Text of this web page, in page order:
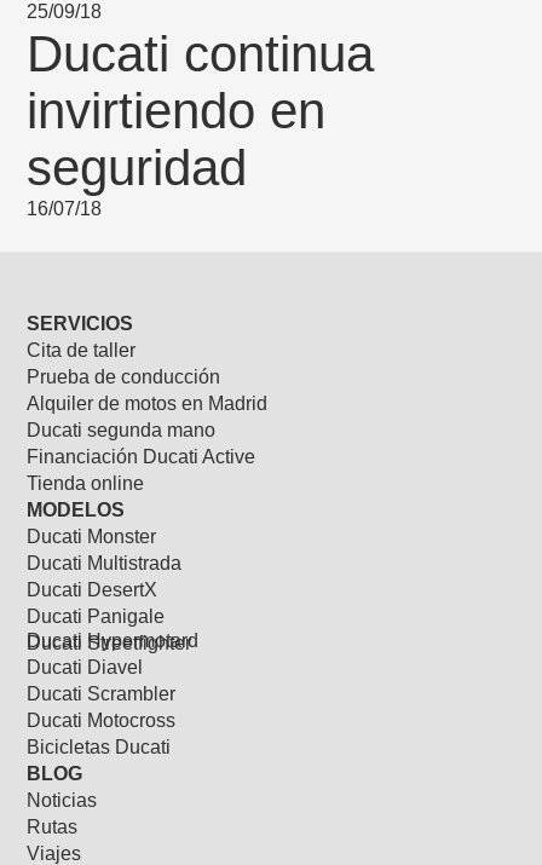
25/09/18
Ducati continua
invirtiendo en
seguridad
16/07/18
SERVICIOS
Cita de taller
Prueba de conducción
Alquiler de motos en Madrid
Ducati segunda mano
Financiación Ducati Active
Tienda online
MODELOS
Ducati Monster
Ducati Multistrada
Ducati DesertX
Ducati Panigale
Ducati Streetfighter
Ducati Hypermotard
Ducati Diavel
Ducati Scrambler
Ducati Motocross
Bicicletas Ducati
BLOG
Noticias
Rutas
Viajes